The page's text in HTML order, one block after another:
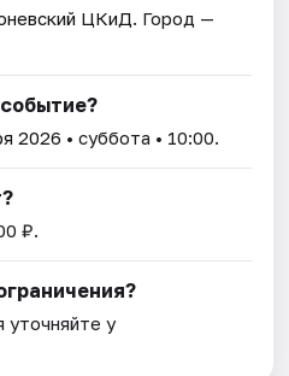
ЦКиД. Город —
2026 • суббота • 10:00.
₽.
уточняйте у